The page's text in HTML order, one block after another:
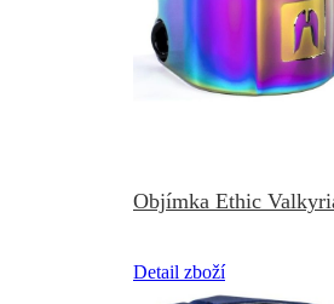
Objímka Ethic
Detail zboží